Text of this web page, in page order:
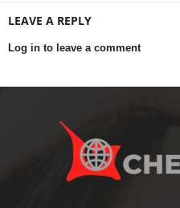
LEAVE A REPLY
Log in to leave a comment